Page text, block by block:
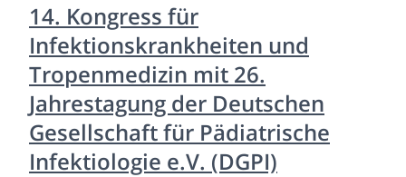
14. Kongress für
Infektionskrankheiten und
Tropenmedizin mit 26.
Jahrestagung der Deutschen
Gesellschaft für Pädiatrische
Infektiologie e.V. (DGPI)